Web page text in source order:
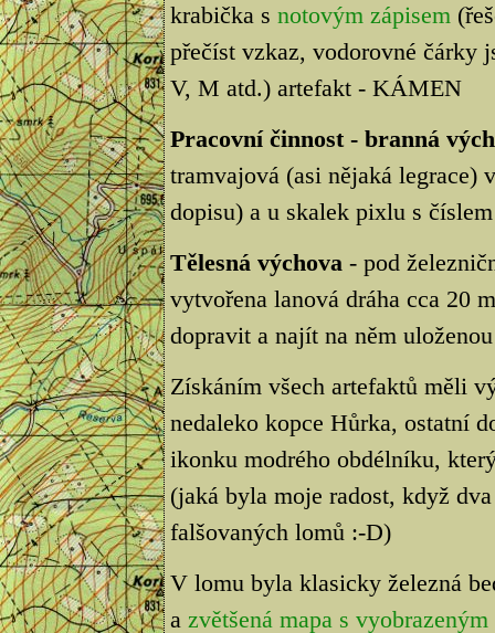
krabička s notovým zápisem
přečíst vzkaz, vodorovné čárky
V, M atd.) artefakt - KÁMEN
Pracovní činnost - branná
tramvajová (asi nějaká legrace)
dopisu) a u skalek pixlu s
Tělesná výchova- pod
vytvořena lanová dráha cca 20
dopravit a najít na něm
Získáním všech artefaktů měli
nedaleko kopce Hůrka, ostatní
ikonku modrého obdélníku,
(jaká byla moje radost, když
falšovaných lomů :-D)
V lomu byla klasicky železná
a zvětšená mapa s